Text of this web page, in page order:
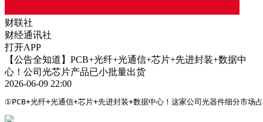
财联社
财经通讯社
打开APP
【公告全知道】PCB+光纤+光通信+芯片+先进封装+数据中
心！公司光芯片产品已小批量出货
2026-06-09 22:00
①PCB+光纤+光通信+芯片+先进封装+数据中心！这家公司光器件细分市场